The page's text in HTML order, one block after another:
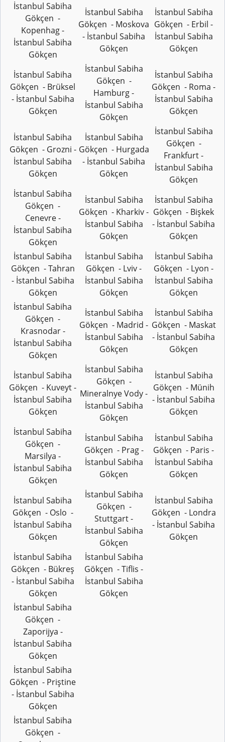
İstanbul Sabiha
Gökçen -
Kopenhag -
İstanbul Sabiha
Gökçen
İstanbul Sabiha
Gökçen - Moskova
- İstanbul Sabiha
Gökçen
İstanbul Sabiha
Gökçen - Erbil -
İstanbul Sabiha
Gökçen
İstanbul Sabiha
Gökçen - Brüksel
- İstanbul Sabiha
Gökçen
İstanbul Sabiha
Gökçen -
Hamburg -
İstanbul Sabiha
Gökçen
İstanbul Sabiha
Gökçen - Roma -
İstanbul Sabiha
Gökçen
İstanbul Sabiha
Gökçen - Grozni -
İstanbul Sabiha
Gökçen
İstanbul Sabiha
Gökçen - Hurgada
- İstanbul Sabiha
Gökçen
İstanbul Sabiha
Gökçen -
Frankfurt -
İstanbul Sabiha
Gökçen
İstanbul Sabiha
Gökçen -
Cenevre -
İstanbul Sabiha
Gökçen
İstanbul Sabiha
Gökçen - Kharkiv -
İstanbul Sabiha
Gökçen
İstanbul Sabiha
Gökçen - Bişkek
- İstanbul Sabiha
Gökçen
İstanbul Sabiha
Gökçen - Tahran
- İstanbul Sabiha
Gökçen
İstanbul Sabiha
Gökçen - Lviv -
İstanbul Sabiha
Gökçen
İstanbul Sabiha
Gökçen - Lyon -
İstanbul Sabiha
Gökçen
İstanbul Sabiha
Gökçen -
Krasnodar -
İstanbul Sabiha
Gökçen
İstanbul Sabiha
Gökçen - Madrid -
İstanbul Sabiha
Gökçen
İstanbul Sabiha
Gökçen - Maskat
- İstanbul Sabiha
Gökçen
İstanbul Sabiha
Gökçen - Kuveyt -
İstanbul Sabiha
Gökçen
İstanbul Sabiha
Gökçen -
Mineralnye Vody -
İstanbul Sabiha
Gökçen
İstanbul Sabiha
Gökçen - Münih
- İstanbul Sabiha
Gökçen
İstanbul Sabiha
Gökçen -
Marsilya -
İstanbul Sabiha
Gökçen
İstanbul Sabiha
Gökçen - Prag -
İstanbul Sabiha
Gökçen
İstanbul Sabiha
Gökçen - Paris -
İstanbul Sabiha
Gökçen
İstanbul Sabiha
Gökçen - Oslo -
İstanbul Sabiha
Gökçen
İstanbul Sabiha
Gökçen -
Stuttgart -
İstanbul Sabiha
Gökçen
İstanbul Sabiha
Gökçen - Londra
- İstanbul Sabiha
Gökçen
İstanbul Sabiha
Gökçen - Bükreş
- İstanbul Sabiha
Gökçen
İstanbul Sabiha
Gökçen - Tiflis -
İstanbul Sabiha
Gökçen
İstanbul Sabiha
Gökçen -
Zaporijya -
İstanbul Sabiha
Gökçen
İstanbul Sabiha
Gökçen - Priştine
- İstanbul Sabiha
Gökçen
İstanbul Sabiha
Gökçen -